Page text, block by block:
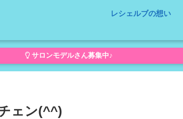
レシェルブの想い
サロンモデルさん募集中♪
ェン(^^)